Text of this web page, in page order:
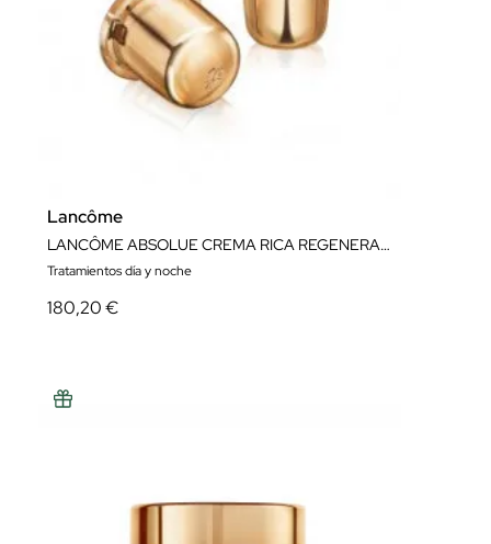
Lancôme
LANCÔME ABSOLUE CREMA RICA REGENERADORA CÁPSULA DE RECARGA 60 ML.
Tratamientos día y noche
180,20 €